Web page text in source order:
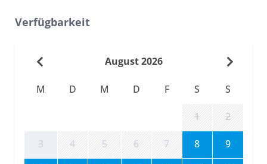
Verfügbarkeit
August 2026
M D M D F S S
1 2
3 4 5 6 7 8 9